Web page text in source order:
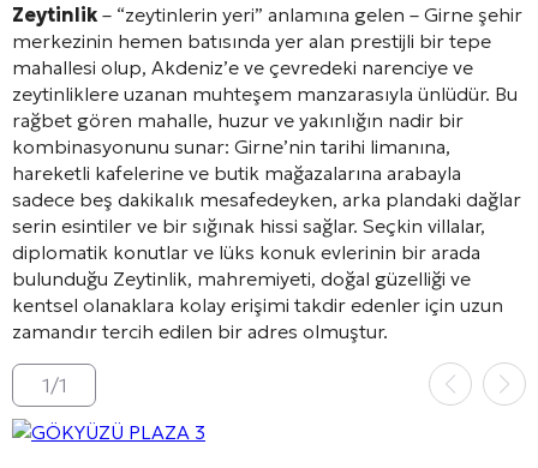
Zeytinlik – “zeytinlerin yeri” anlamına gelen – Girne şehir
merkezinin hemen batısında yer alan prestijli bir tepe
mahallesi olup, Akdeniz’e ve çevredeki narenciye ve
zeytinliklere uzanan muhteşem manzarasıyla ünlüdür. Bu
rağbet gören mahalle, huzur ve yakınlığın nadir bir
kombinasyonunu sunar: Girne’nin tarihi limanına,
hareketli kafelerine ve butik mağazalarına arabayla
sadece beş dakikalık mesafedeyken, arka plandaki dağlar
serin esintiler ve bir sığınak hissi sağlar. Seçkin villalar,
diplomatik konutlar ve lüks konuk evlerinin bir arada
bulunduğu Zeytinlik, mahremiyeti, doğal güzelliği ve
kentsel olanaklara kolay erişimi takdir edenler için uzun
zamandır tercih edilen bir adres olmuştur.
1/1